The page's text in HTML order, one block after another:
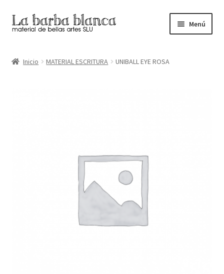
Ir
a
navegación
Ir
al
Menú
Inicio MATERIAL ESCRITURA UNIBALL EYE ROSA